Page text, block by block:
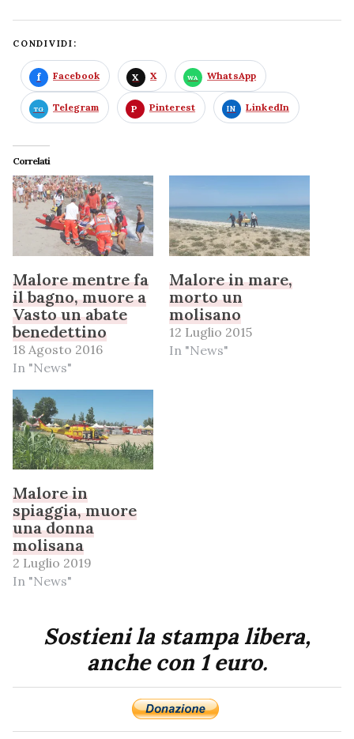
CONDIVIDI:
Facebook X WhatsApp
Telegram Pinterest LinkedIn
Correlati
Malore mentre fa
il bagno, muore a
Vasto un abate
benedettino
18 Agosto 2016
In "News"
Malore in mare,
morto un
molisano
12 Luglio 2015
In "News"
Malore in
spiaggia, muore
una donna
molisana
2 Luglio 2019
In "News"
Sostieni la stampa libera,
anche con 1 euro.